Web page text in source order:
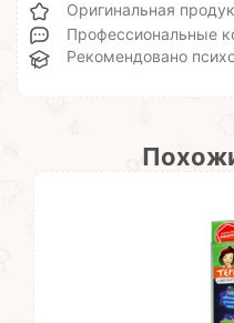
Оригинальная
Профессиональные
Рекомендовано